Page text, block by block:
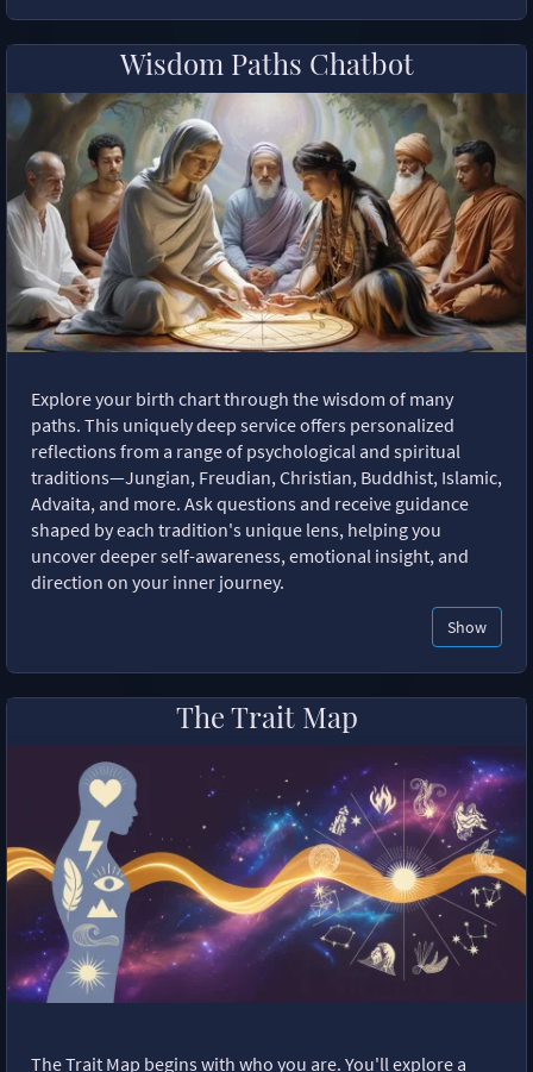
Wisdom Paths Chatbot
Explore your birth chart through the wisdom of many
paths. This uniquely deep service offers personalized
reflections from a range of psychological and spiritual
traditions—Jungian, Freudian, Christian, Buddhist, Islamic,
Advaita, and more. Ask questions and receive guidance
shaped by each tradition's unique lens, helping you
uncover deeper self-awareness, emotional insight, and
direction on your inner journey.
Show
The Trait Map
The Trait Map begins with who you are. You'll explore a